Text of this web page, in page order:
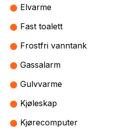
Elvarme
Fast toalett
Frostfri vanntank
Gassalarm
Gulvvarme
Kjøleskap
Kjørecomputer